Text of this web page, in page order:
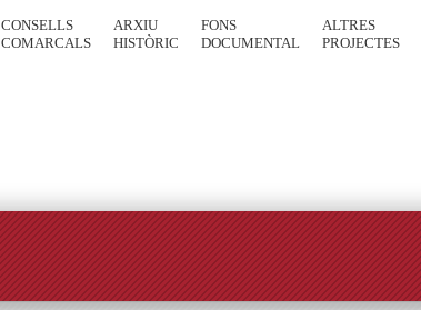
ALTRES
PROJECTES
FONS
DOCUMENTAL
ARXIU
HISTÒRIC
CONSELLS
COMARCALS